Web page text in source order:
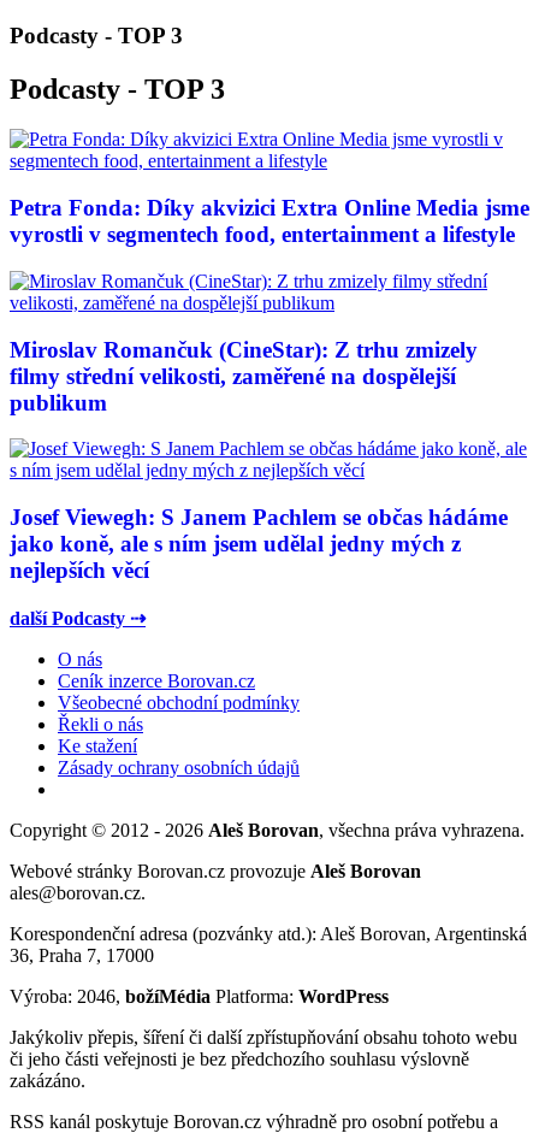
Podcasty - TOP 3
Podcasty - TOP 3
Petra Fonda: Díky akvizici Extra Online Media jsme
vyrostli v segmentech food, entertainment a lifestyle
Miroslav Romančuk (CineStar): Z trhu zmizely
filmy střední velikosti, zaměřené na dospělejší
publikum
Josef Viewegh: S Janem Pachlem se občas hádáme
jako koně, ale s ním jsem udělal jedny mých z
nejlepších věcí
další Podcasty ⇢
O nás
Ceník inzerce Borovan.cz
Všeobecné obchodní podmínky
Řekli o nás
Ke stažení
Zásady ochrany osobních údajů
Copyright © 2012 - 2026 Aleš Borovan, všechna práva vyhrazena.
Webové stránky Borovan.cz provozuje Aleš Borovan
ales@borovan.cz.
Korespondenční adresa (pozvánky atd.): Aleš Borovan, Argentinská
36, Praha 7, 17000
Výroba: 2046, božíMédia Platforma: WordPress
Jakýkoliv přepis, šíření či další zpřístupňování obsahu tohoto webu
či jeho části veřejnosti je bez předchozího souhlasu výslovně
zakázáno.
RSS kanál poskytuje Borovan.cz výhradně pro osobní potřebu a